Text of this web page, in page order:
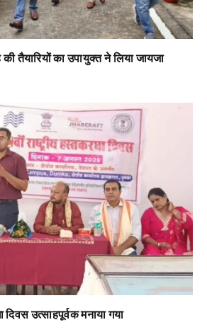
तैयारियों का उपायुक्त ने लिया जायजा
दिवस उत्साहपूर्वक मनाया गया